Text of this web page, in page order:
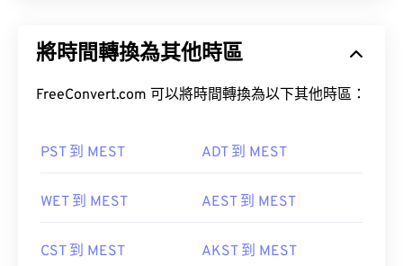
將時間轉換為其他時區
FreeConvert.com 可以將時間轉換為以下其他時區：
PST 到 MEST ADT 到 MEST
WET 到 MEST AEST 到 MEST
CST 到 MEST AKST 到 MEST